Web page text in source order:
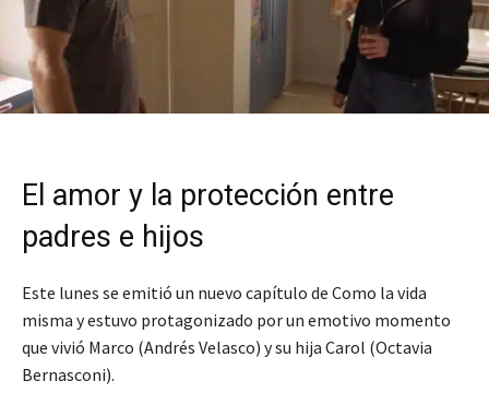
El amor y la protección entre
padres e hijos
Este lunes se emitió un nuevo capítulo de Como la vida
misma y estuvo protagonizado por un emotivo momento
que vivió Marco (Andrés Velasco) y su hija Carol (Octavia
Bernasconi).